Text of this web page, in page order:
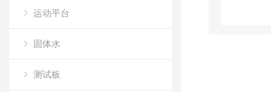
运动平台
固体水
测试板